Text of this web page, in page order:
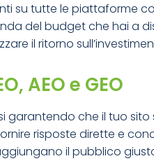
su tutte le piattaforme
del budget che hai a
il ritorno
AEO e GEO
garantendo che il tuo sito
risposte dirette e
il pubblico